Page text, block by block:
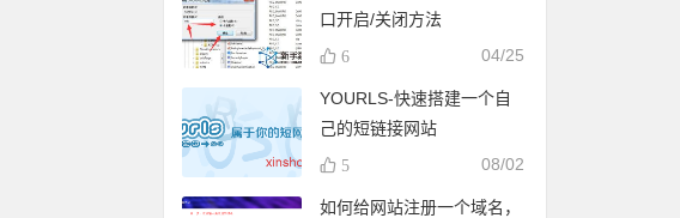
口开启/关闭方法
6 04/25
YOURLS-快速搭建一个自
己的短链接网站
5 08/02
如何给网站注册一个域名，